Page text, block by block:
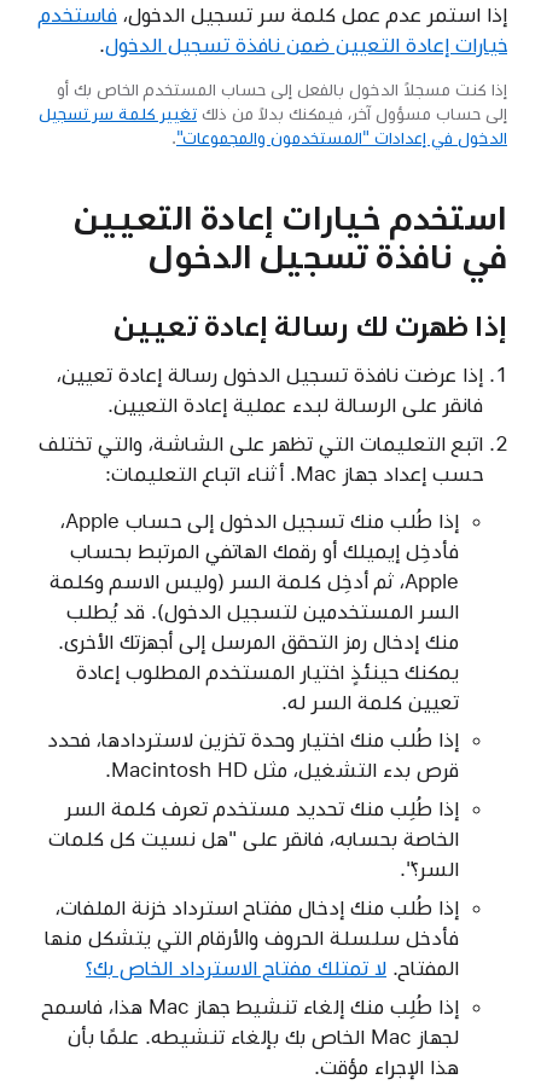
إذا استمر عدم عمل كلمة سر تسجيل الدخول، فاستخدم
خيارات إعادة التعيين ضمن نافذة تسجيل الدخول.
إذا كنت مسجلاً الدخول بالفعل إلى حساب المستخدم الخاص بك أو
إلى حساب مسؤول آخر، فيمكنك بدلاً من ذلك تغيير كلمة سر تسجيل
الدخول في إعدادات "المستخدمون والمجموعات".
استخدم خيارات إعادة التعيين
في نافذة تسجيل الدخول
إذا ظهرت لك رسالة إعادة تعيين
إذا عرضت نافذة تسجيل الدخول رسالة إعادة تعيين،
فانقر على الرسالة لبدء عملية إعادة التعيين.
اتبع التعليمات التي تظهر على الشاشة، والتي تختلف
حسب إعداد جهاز Mac. أثناء اتباع التعليمات:
إذا طُلب منك تسجيل الدخول إلى حساب Apple،
فأدخِل إيميلك أو رقمك الهاتفي المرتبط بحساب
Apple، ثم أدخِل كلمة السر (وليس الاسم وكلمة
السر المستخدمين لتسجيل الدخول). قد يُطلب
منك إدخال رمز التحقق المرسل إلى أجهزتك الأخرى.
يمكنك حينئذٍ اختيار المستخدم المطلوب إعادة
تعيين كلمة السر له.
إذا طُلب منك اختيار وحدة تخزين لاستردادها، فحدد
قرص بدء التشغيل، مثل Macintosh HD.
إذا طُلِب منك تحديد مستخدم تعرف كلمة السر
الخاصة بحسابه، فانقر على "هل نسيت كل كلمات
السر؟".
إذا طُلب منك إدخال مفتاح استرداد خزنة الملفات،
فأدخل سلسلة الحروف والأرقام التي يتشكل منها
المفتاح. لا تمتلك مفتاح الاسترداد الخاص بك؟
إذا طُلِب منك إلغاء تنشيط جهاز Mac هذا، فاسمح
لجهاز Mac الخاص بك بإلغاء تنشيطه. علمًا بأن
هذا الإجراء مؤقت.